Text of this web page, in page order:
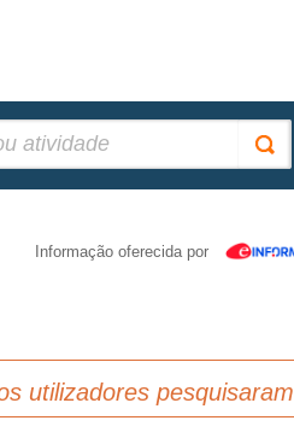
Informação oferecida por
utilizadores pesquisaram